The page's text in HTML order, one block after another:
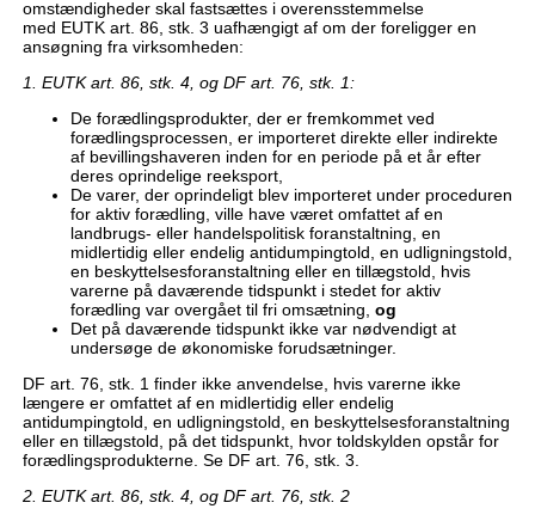
omstændigheder skal fastsættes i overensstemmelse
med EUTK art. 86, stk. 3 uafhængigt af om der foreligger en
ansøgning fra virksomheden:
1. EUTKart. 86, stk. 4, og DFart. 76, stk. 1:
De forædlingsprodukter, der er fremkommet ved
forædlingsprocessen, er importeret direkte eller indirekte
af bevillingshaveren inden for en periode på et år efter
deres oprindelige reeksport,
De varer, der oprindeligt blev importeret under proceduren
for aktiv forædling, ville have været omfattet af en
landbrugs- eller handelspolitisk foranstaltning, en
midlertidig eller endelig antidumpingtold, en udligningstold,
en beskyttelsesforanstaltning eller en tillægstold, hvis
varerne på daværende tidspunkt i stedet for aktiv
forædling var overgået til fri omsætning, og
Det på daværende tidspunkt ikke var nødvendigt at
undersøge de økonomiske forudsætninger.
DF art. 76, stk. 1 finder ikke anvendelse, hvis varerne ikke
længere er omfattet af en midlertidig eller endelig
antidumpingtold, en udligningstold, en beskyttelsesforanstaltning
eller en tillægstold, på det tidspunkt, hvor toldskylden opstår for
forædlingsprodukterne. Se DF art. 76, stk. 3.
2. EUTK art. 86, stk. 4, og DF art. 76, stk. 2